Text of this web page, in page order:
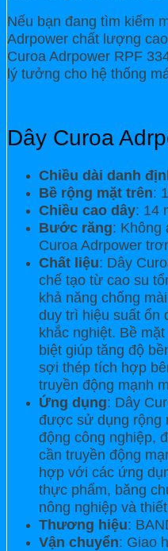
Nếu bạn đang tìm kiếm
Adrpower chất lượng
Curoa Adrpower RPF
lý tưởng cho hệ thống
Dây Curoa
Chiều dài danh
Bề rộng mặt trên:
Chiều cao dây: 14
Bước răng: Không
Curoa Adrpower
Chất liệu: Dây
chế tạo từ cao su
khả năng chống
duy trì hiệu suất ổn
khắc nghiệt. Bề
biệt giúp tăng độ
sợi thép tích hợp
truyền động mạnh
Ứng dụng: Dây
được sử dụng rộng
động công nghiệp,
cần truyền động
hợp với các ứng
thực phẩm, băng
nông nghiệp và
Thương hiệu:
Vận chuyển: Giao